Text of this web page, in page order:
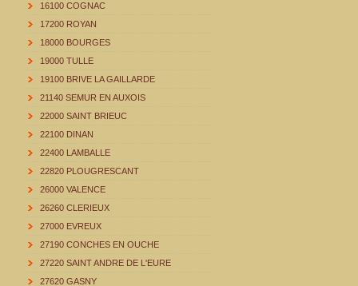
16100 COGNAC
17200 ROYAN
18000 BOURGES
19000 TULLE
19100 BRIVE LA GAILLARDE
21140 SEMUR EN AUXOIS
22000 SAINT BRIEUC
22100 DINAN
22400 LAMBALLE
22820 PLOUGRESCANT
26000 VALENCE
26260 CLERIEUX
27000 EVREUX
27190 CONCHES EN OUCHE
27220 SAINT ANDRE DE L'EURE
27620 GASNY